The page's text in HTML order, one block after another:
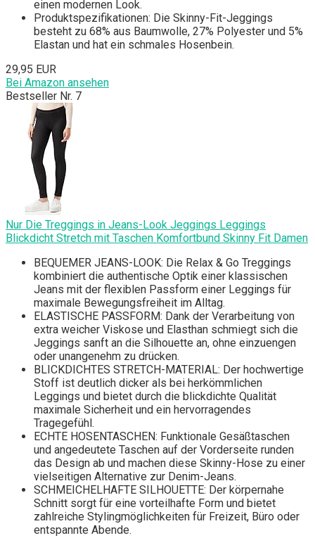
einen modernen Look.
Produktspezifikationen: Die Skinny-Fit-Jeggings
besteht zu 68% aus Baumwolle, 27% Polyester und 5%
Elastan und hat ein schmales Hosenbein.
29,95 EUR
Bei Amazon ansehen
Bestseller Nr. 7
Nur Die Treggings in Jeans-Look Jeggings Leggings
Blickdicht Stretch mit Taschen Komfortbund Skinny Fit Damen
BEQUEMER JEANS-LOOK: Die Relax & Go Treggings
kombiniert die authentische Optik einer klassischen
Jeans mit der flexiblen Passform einer Leggings für
maximale Bewegungsfreiheit im Alltag.
ELASTISCHE PASSFORM: Dank der Verarbeitung von
extra weicher Viskose und Elasthan schmiegt sich die
Jeggings sanft an die Silhouette an, ohne einzuengen
oder unangenehm zu drücken.
BLICKDICHTES STRETCH-MATERIAL: Der hochwertige
Stoff ist deutlich dicker als bei herkömmlichen
Leggings und bietet durch die blickdichte Qualität
maximale Sicherheit und ein hervorragendes
Tragegefühl.
ECHTE HOSENTASCHEN: Funktionale Gesäßtaschen
und angedeutete Taschen auf der Vorderseite runden
das Design ab und machen diese Skinny-Hose zu einer
vielseitigen Alternative zur Denim-Jeans.
SCHMEICHELHAFTE SILHOUETTE: Der körpernahe
Schnitt sorgt für eine vorteilhafte Form und bietet
zahlreiche Stylingmöglichkeiten für Freizeit, Büro oder
entspannte Abende.